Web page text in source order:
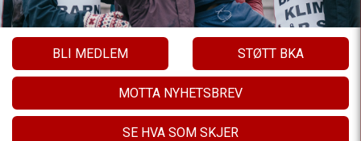
BLI MEDLEM STØTT BKA
MOTTA NYHETSBREV
SE HVA SOM SKJER